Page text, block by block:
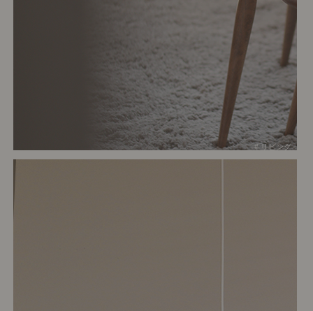
# リビング